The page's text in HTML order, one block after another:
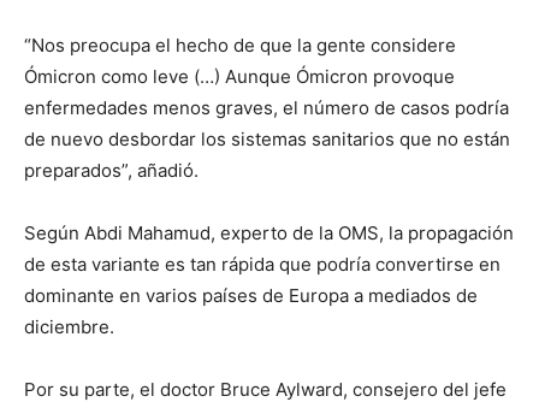
“Nos preocupa el hecho de que la gente considere
Ómicron como leve (…) Aunque Ómicron provoque
enfermedades menos graves, el número de casos podría
de nuevo desbordar los sistemas sanitarios que no están
preparados”, añadió.
Según Abdi Mahamud, experto de la OMS, la propagación
de esta variante es tan rápida que podría convertirse en
dominante en varios países de Europa a mediados de
diciembre.
Por su parte, el doctor Bruce Aylward, consejero del jefe